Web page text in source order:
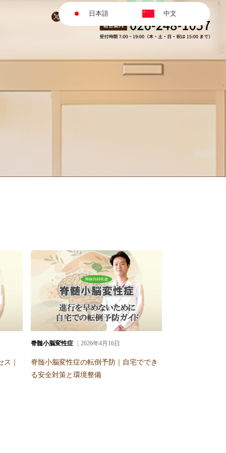
日本語 中文
｜
脊髄小脳変性症 2026年4月16日
脊髄小脳変性症の転倒予防｜自宅ででき
る安全対策と環境整備